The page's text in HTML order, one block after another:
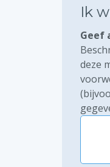
Ik
Geef
deze